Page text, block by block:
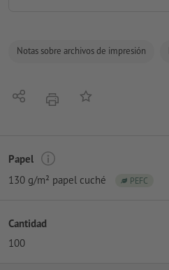
Notas sobre archivos de impresión
CompartirimprimirAñadir a lista de
Papel
130 g/m² papel cuché
PEFC
Cantidad
100